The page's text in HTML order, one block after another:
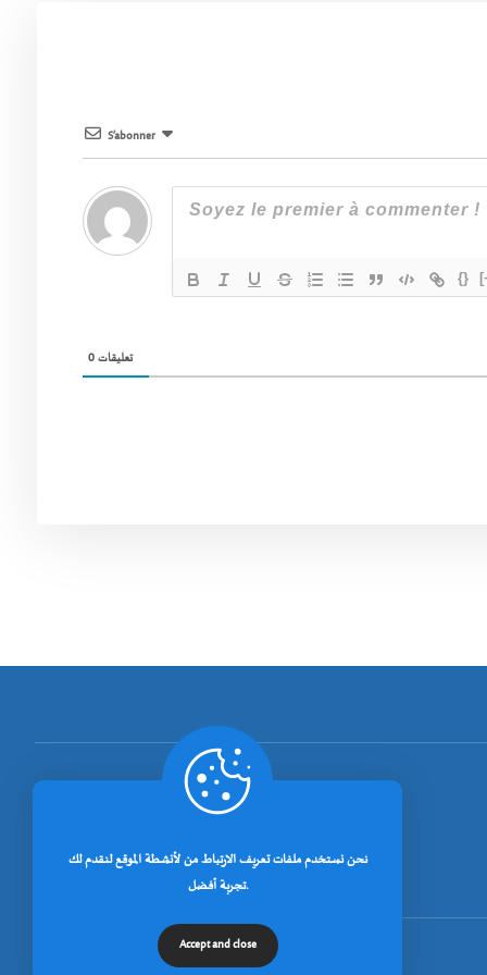
S’abonner
{}
0تعليقات
[rano_page_total]
نحن نستخدم ملفات تعريف الارتباط من لأنشطة الموقع لنقدم لك
تجربة أفضل.
Accept and close